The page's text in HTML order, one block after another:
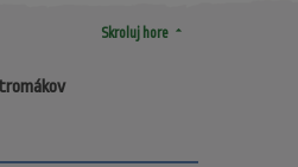
Skroluj hore arrow_drop_up